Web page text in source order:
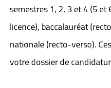
semestres 1, 2, 3 et 4 (5
licence), baccalauréat
nationale (recto-verso).
votre dossier de